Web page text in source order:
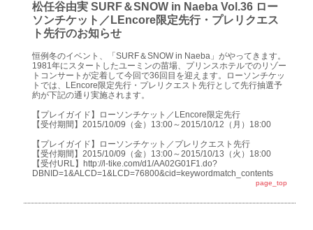
松任谷由実 SURF＆SNOW in Naeba Vol.36 ロー
ソンチケット／LEncore限定先行・プレリクエス
ト先行のお知らせ
恒例冬のイベント、「SURF＆SNOW in Naeba」がやってきます。
1981年にスタートしたユーミンの苗場、プリンスホテルでのリゾー
トコンサートが定着して今回で36回目を迎えます。ローソンチケッ
トでは、LEncore限定先行・プレリクエスト先行として先行抽選予
約が下記の通り実施されます。
【プレイガイド】ローソンチケット／LEncore限定先行
【受付期間】2015/10/09（金）13:00～2015/10/12（月）18:00
【プレイガイド】ローソンチケット／プレリクエスト先行
【受付期間】2015/10/09（金）13:00～2015/10/13（火）18:00
【受付URL】http://l-tike.com/d1/AA02G01F1.do?
DBNID=1&ALCD=1&LCD=76800&cid=keywordmatch_contents
page_top